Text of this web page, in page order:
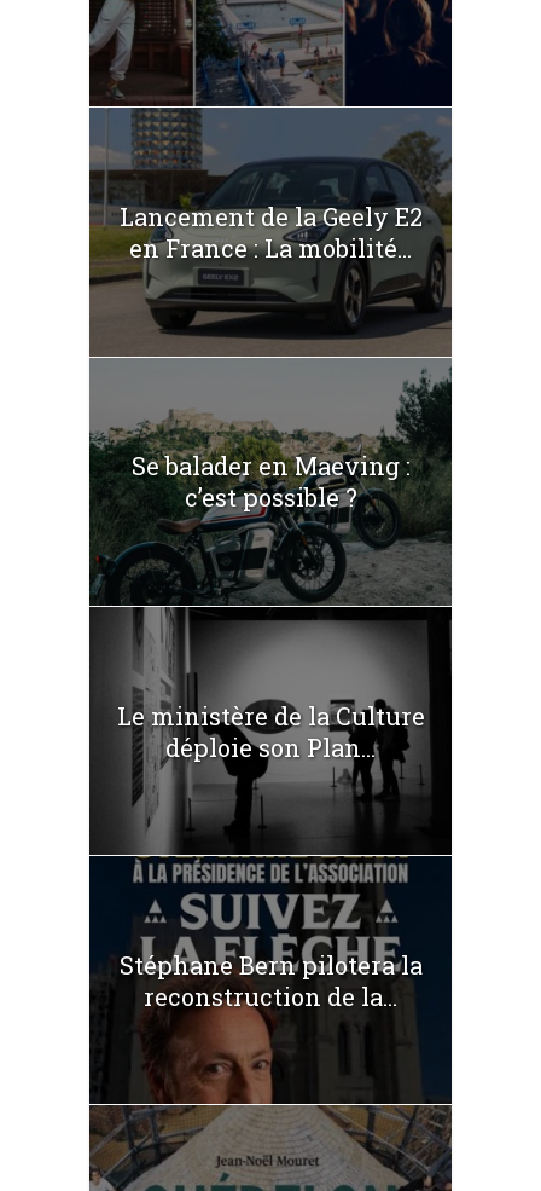
Lancement de la Geely E2
en France : La mobilité...
Se balader en Maeving :
c’est possible ?
Le ministère de la Culture
déploie son Plan...
Stéphane Bern pilotera la
reconstruction de la...